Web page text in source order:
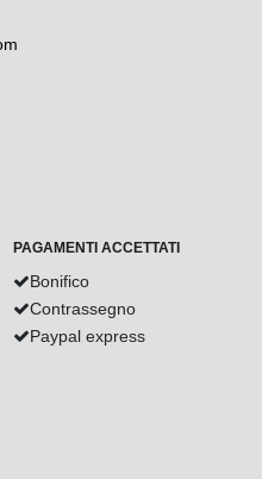
PAGAMENTI ACCETTATI
Bonifico
Contrassegno
Paypal express